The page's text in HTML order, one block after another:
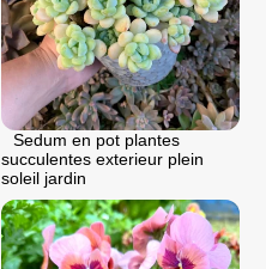
Sedum en pot plantes
succulentes exterieur plein
soleil jardin